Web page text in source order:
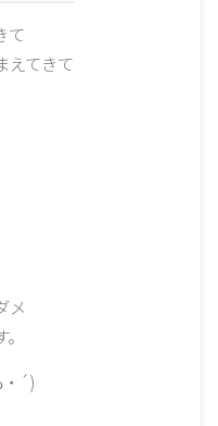
て
えてきて
メ
´)